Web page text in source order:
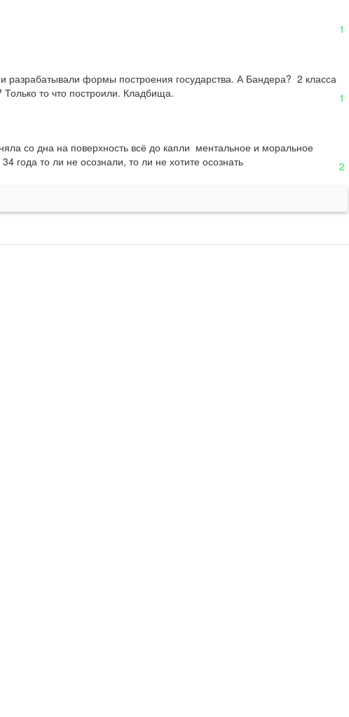
1
формы построения государства. А Бандера?  2 класса
то что построили. Кладбища.
1
со дна на поверхность всё до капли  ментальное и моральное
года то ли не осознали, то ли не хотите осознать
2